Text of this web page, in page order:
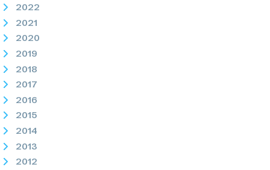
2022
2021
2020
2019
2018
2017
2016
2015
2014
2013
2012